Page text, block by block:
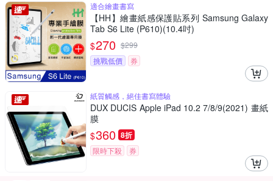
適合繪畫書寫
【HH】繪畫紙感保護貼系列 Samsung Galaxy
Tab S6 Lite (P610)(10.4吋)
$270 $299
挑戰低價
券
紙質觸感，絕佳書寫體驗
DUX DUCIS Apple iPad 10.2 7/8/9(2021) 畫紙
膜
$360 8折
限時下殺 券